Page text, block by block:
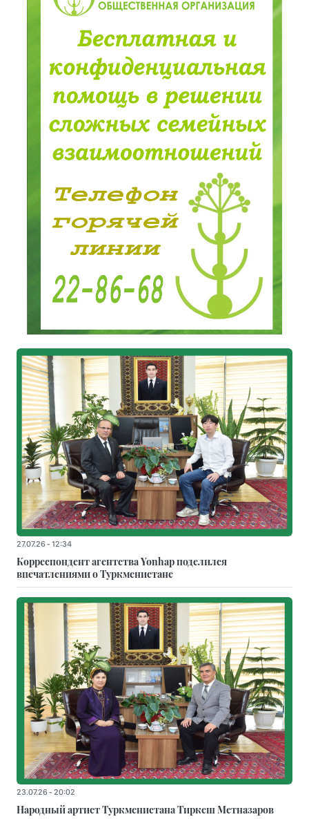
27.07.26 - 12:34
Корреспондент агентства Yonhap поделился
впечатлениями о Туркменистане
23.07.26 - 20:02
Народный артист Туркменистана Тиркеш Мeтназаров